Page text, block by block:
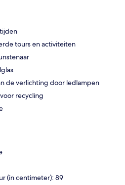
tours en activiteiten
de verlichting door ledlampen
recycling
(in centimeter): 89